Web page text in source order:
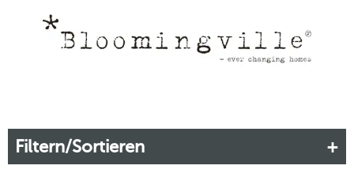
Bloomingville stets aktuelle Trends auf und denken out of the
Filtern/Sortieren